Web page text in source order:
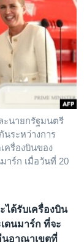
ะนายกรัฐมนตรี
นระหว่างการ
ครื่องบินของ
าร์ก เมื่อวันที่ 20
ได้รับเครื่องบิน
ดนมาร์ก ที่จะ
นอาณาเขตที่